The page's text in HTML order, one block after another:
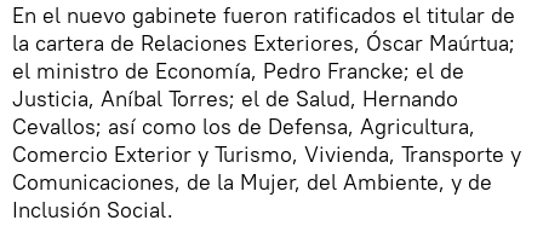
En el nuevo gabinete fueron ratificados el titular de
la cartera de Relaciones Exteriores, Óscar Maúrtua;
el ministro de Economía, Pedro Francke; el de
Justicia, Aníbal Torres; el de Salud, Hernando
Cevallos; así como los de Defensa, Agricultura,
Comercio Exterior y Turismo, Vivienda, Transporte y
Comunicaciones, de la Mujer, del Ambiente, y de
Inclusión Social.